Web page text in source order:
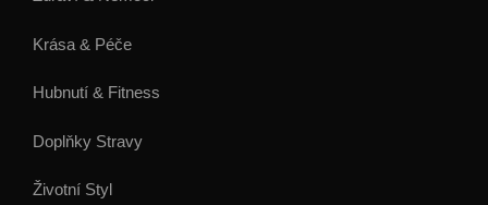
Krása & Péče
Hubnutí & Fitness
Doplňky Stravy
Životní Styl